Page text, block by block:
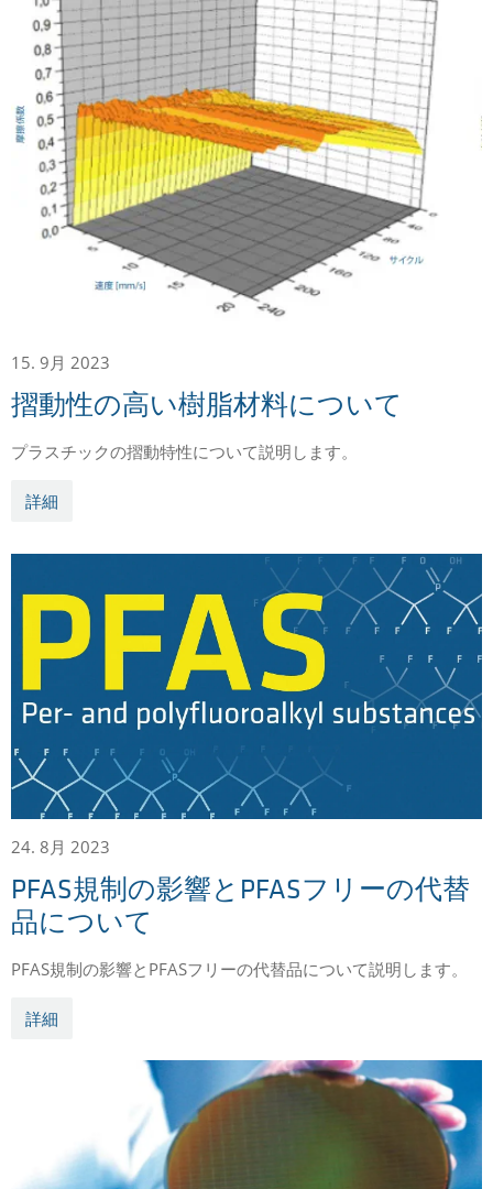
15. 9月 2023
摺動性の高い樹脂材料について
プラスチックの摺動特性について説明します。
詳細
24. 8月 2023
PFAS規制の影響とPFASフリーの代替
品について
PFAS規制の影響とPFASフリーの代替品について説明します。
詳細